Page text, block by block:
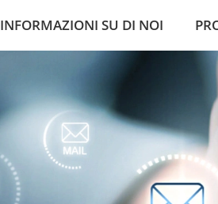
INFORMAZIONI SU DI NOI